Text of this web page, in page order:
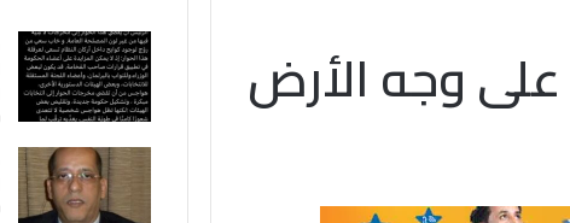
وجه الأرض